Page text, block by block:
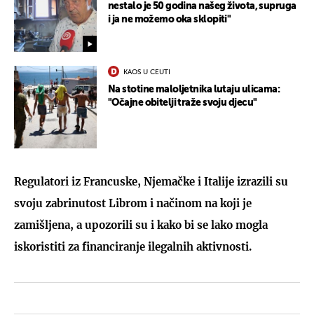
nestalo je 50 godina našeg života, supruga
i ja ne možemo oka sklopiti"
KAOS U CEUTI
Na stotine maloljetnika lutaju ulicama:
"Očajne obitelji traže svoju djecu"
Regulatori iz Francuske, Njemačke i Italije izrazili su
svoju zabrinutost Librom i načinom na koji je
zamišljena, a upozorili su i kako bi se lako mogla
iskoristiti za financiranje ilegalnih aktivnosti.